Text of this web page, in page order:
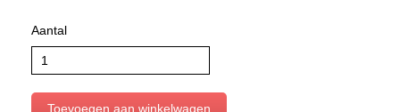
Aantal